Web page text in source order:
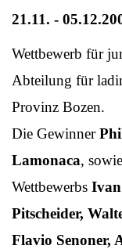
21.11. -
Wettbewerb für
Abteilung für
Provinz Bozen.
Die Gewinner
Lamonaca,
Wettbewerbs
Pitscheider,
Flavio Senoner,